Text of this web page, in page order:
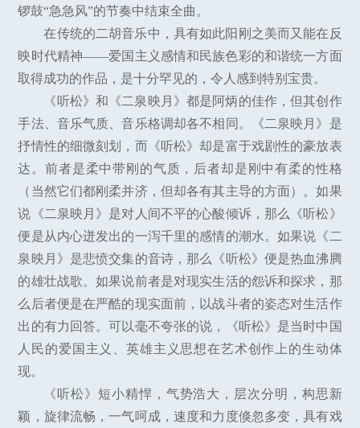
锣鼓“急急风”的节奏中结束全曲。
在传统的二胡音乐中，具有如此阳刚之美而又能在反
映时代精神——爱国主义感情和民族色彩的和谐统一方面
取得成功的作品，是十分罕见的，令人感到特别宝贵。
《听松》和《二泉映月》都是阿炳的佳作，但其创作
手法、音乐气质、音乐格调却各不相同。《二泉映月》是
抒情性的细微刻划，而《听松》却是富于戏剧性的豪放表
达。前者是柔中带刚的气质，后者却是刚中有柔的性格
（当然它们都刚柔并济，但却各有其主导的方面）。如果
说《二泉映月》是对人间不平的心酸倾诉，那么《听松》
便是从内心迸发出的一泻千里的感情的潮水。如果说《二
泉映月》是悲愤交集的音诗，那么《听松》便是热血沸腾
的雄壮战歌。如果说前者是对现实生活的怨诉和探求，那
么后者便是在严酷的现实面前，以战斗者的姿态对生活作
出的有力回答。可以毫不夸张的说，《听松》是当时中国
人民的爱国主义、英雄主义思想在艺术创作上的生动体
现。
《听松》短小精悍，气势浩大，层次分明，构思新
颖，旋律流畅，一气呵成，速度和力度倏忽多变，具有戏